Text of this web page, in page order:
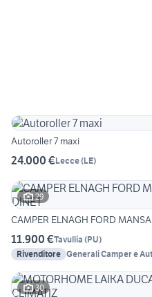
Autoroller 7 maxi
24.000 €Lecce(LE)
29
CAMPER ELNAGH FORD
11.900 €Tavullia (PU)
Rivenditore Generali Camper e
30